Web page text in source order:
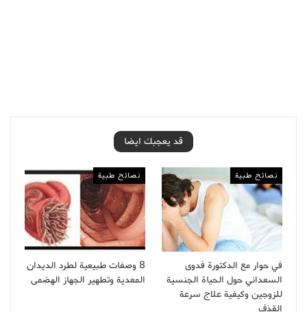
قد يعجبك ايضا
نصائح طبية
في حوار مع الدكتورة فدوى
السعداني حول الحياة الجنسية
للزوجين وكيفية علاج سرعة
القذف
نصائح طبية
8 وصفات طبيعية لطرد الديدان
المعدية وتطهير الجهاز الهضمى